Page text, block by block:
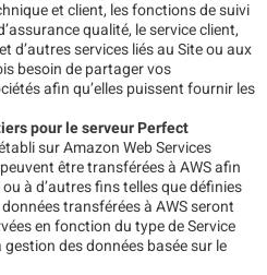
et client, les fonctions de suivi
qualité, le service client,
d’autres services liés au Site ou aux
besoin de partager vos
afin qu’elles puissent fournir les
pour le serveur Perfect
sur Amazon Web Services
être transférées à AWS afin
à d’autres fins telles que définies
transférées à AWS seront
en fonction du type de Service
des données basée sur le